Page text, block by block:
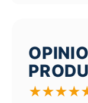
★★★★